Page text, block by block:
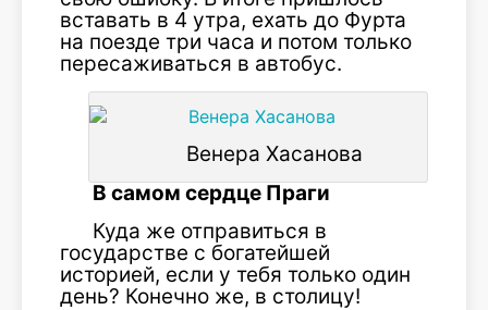
вставать в 4 утра, ехать до Фурта
на поезде три часа и потом только
пересаживаться в автобус.
Венера Хасанова
В самом сердце Праги
Куда же отправиться в
государстве с богатейшей
историей, если у тебя только один
день? Конечно же, в столицу!